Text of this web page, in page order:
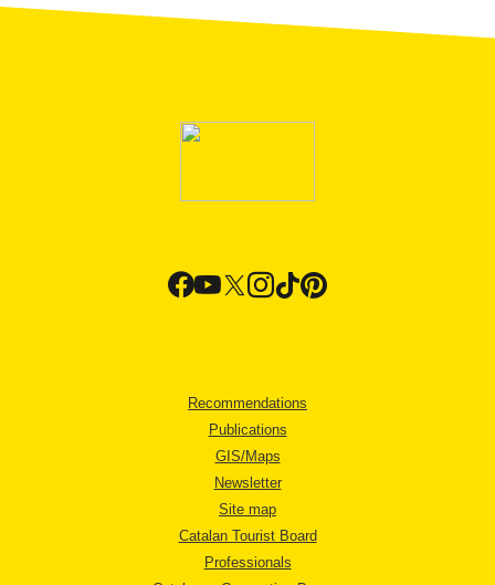
Recommendations
Publications
GIS/Maps
Newsletter
Site map
Catalan Tourist Board
Professionals